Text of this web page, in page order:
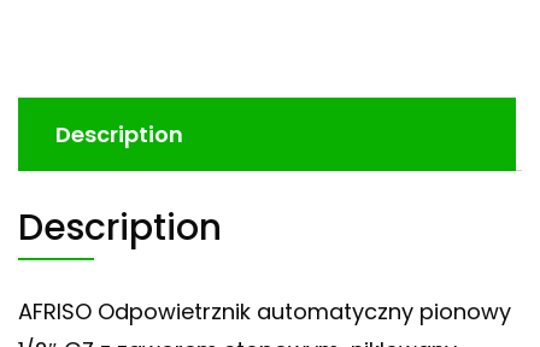
Description
Description
AFRISO Odpowietrznik automatyczny pionowy